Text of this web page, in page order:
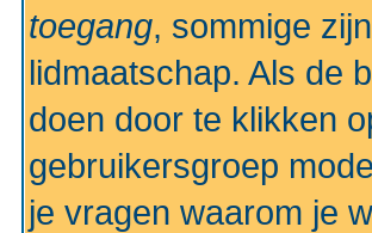
toegang, sommige
lidmaatschap. Als de
doen door te klikken
gebruikersgroep
je vragen waarom je